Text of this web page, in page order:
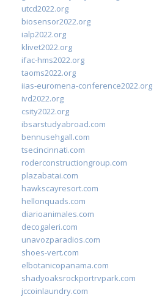
utcd2022.org
biosensor2022.org
ialp2022.org
klivet2022.org
ifac-hms2022.org
taoms2022.org
iias-euromena-conference2022.org
ivd2022.org
csity2022.org
ibsarstudyabroad.com
bennusehgall.com
tsecincinnati.com
roderconstructiongroup.com
plazabatai.com
hawkscayresort.com
hellonquads.com
diarioanimales.com
decogaleri.com
unavozparadios.com
shoes-vert.com
elbotanicopanama.com
shadyoaksrockportrvpark.com
jccoinlaundry.com